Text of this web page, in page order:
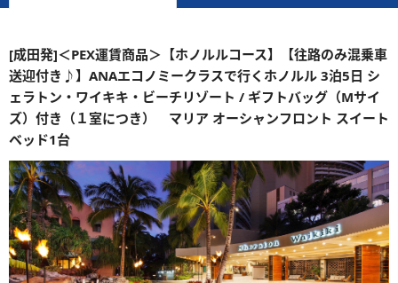
[成田発]＜PEX運賃商品＞【ホノルルコース】【往路のみ混乗車
送迎付き♪】ANAエコノミークラスで行くホノルル 3泊5日 シ
ェラトン・ワイキキ・ビーチリゾート / ギフトバッグ（Mサイ
ズ）付き（１室につき） マリア オーシャンフロント スイート
ベッド1台